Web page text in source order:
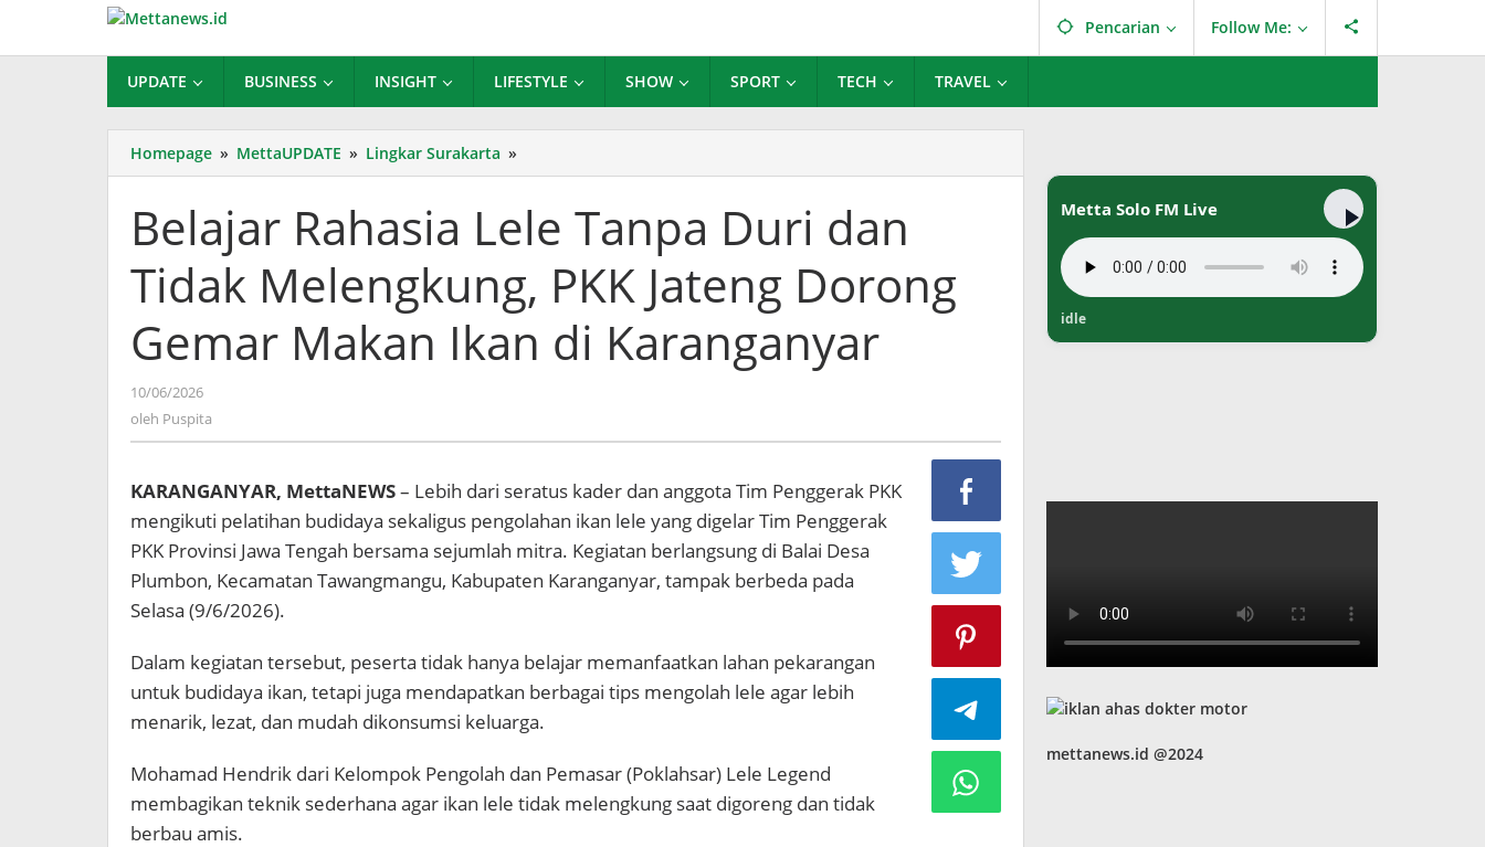
konten
Pencarian Follow Me:
UPDATE BUSINESS INSIGHT LIFESTYLE SHOW SPORT TECH TRAVEL
Homepage » MettaUPDATE » Lingkar Surakarta »
Rahasia
Tanpa
Duri
Tidak
Melengkung,
PKK
Jateng
Karanganyar
Belajar Rahasia Lele Tanpa Duri dan
Tidak Melengkung, PKK Jateng Dorong
Gemar Makan Ikan di Karanganyar
10/06/2026
oleh Puspita
KARANGANYAR, MettaNEWS– Lebih dari seratus kader dan anggota Tim Penggerak PKK
mengikuti pelatihan budidaya sekaligus pengolahan ikan lele yang digelar Tim Penggerak
PKK Provinsi Jawa Tengah bersama sejumlah mitra. Kegiatan berlangsung di Balai Desa
Plumbon, Kecamatan Tawangmangu, Kabupaten Karanganyar, tampak berbeda pada
Selasa (9/6/2026).
Dalam kegiatan tersebut, peserta tidak hanya belajar memanfaatkan lahan pekarangan
untuk budidaya ikan, tetapi juga mendapatkan berbagai tips mengolah lele agar lebih
menarik, lezat, dan mudah dikonsumsi keluarga.
Mohamad Hendrik dari Kelompok Pengolah dan Pemasar (Poklahsar) Lele Legend
membagikan teknik sederhana agar ikan lele tidak melengkung saat digoreng dan tidak
berbau amis.
Metta Solo FM Live
idle
mettanews.id @2024